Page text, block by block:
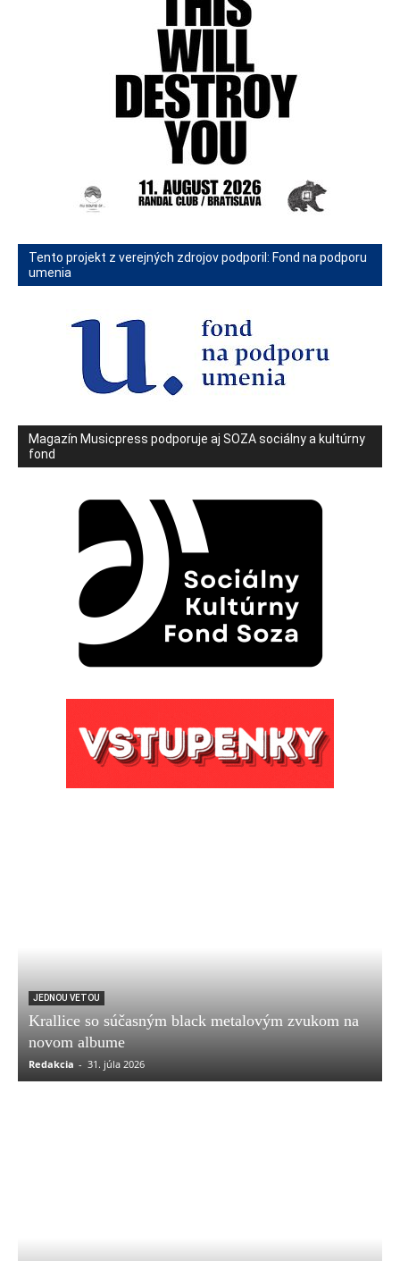
Tento projekt z verejných zdrojov podporil: Fond na podporu
umenia
Magazín Musicpress podporuje aj SOZA sociálny a kultúrny
fond
JEDNOU VETOU
Krallice so súčasným black metalovým zvukom na
novom albume
Redakcia - 31. júla 2026